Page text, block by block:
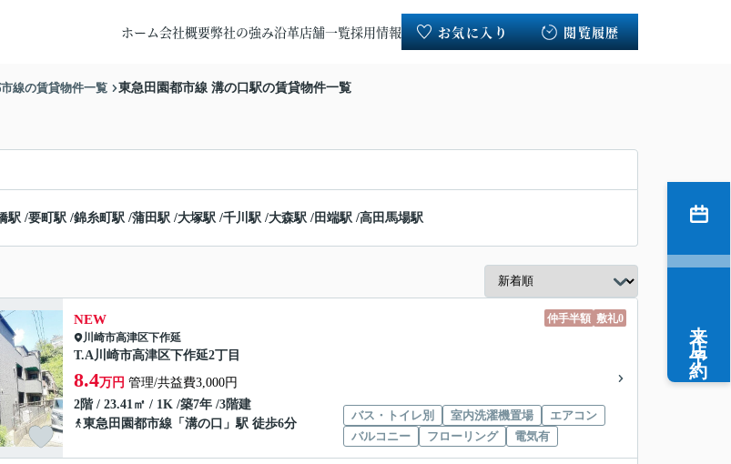
ホーム会社概要弊社の強み沿革店舗一覧採用情報 お気に入り 閲覧履歴
線の賃貸物件一覧 東急田園都市線 溝の口駅の賃貸物件一覧
駅 /要町駅 /錦糸町駅 /蒲田駅 /大塚駅 /千川駅 /大森駅 /田端駅 /高田馬場駅
仲手半額 敷礼0
NEW
川崎市高津区下作延
T.A川崎市高津区下作延2丁目
8.4万円 管理/共益費3,000円
2階 / 23.41㎡ / 1K /築7年 /3階建
東急田園都市線 「 溝の口 」駅 徒歩6分
バス・トイレ別 室内洗濯機置場
エアコン
バルコニー
フローリング 電気有
来店予約